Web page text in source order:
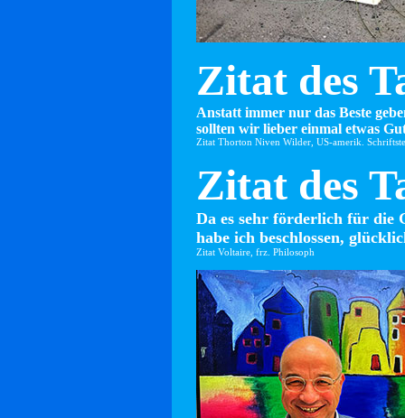
Zitat des
Anstatt immer nur das Beste
sollten wir lieber einmal etwas
Zitat Thorton Niven Wilder, US-amerik.
Zitat des
Da es sehr förderlich für die
habe ich beschlossen,
Zitat Voltaire, frz. Philosoph